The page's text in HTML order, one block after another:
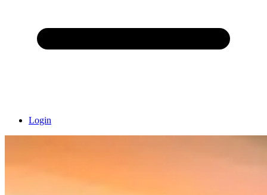
Login